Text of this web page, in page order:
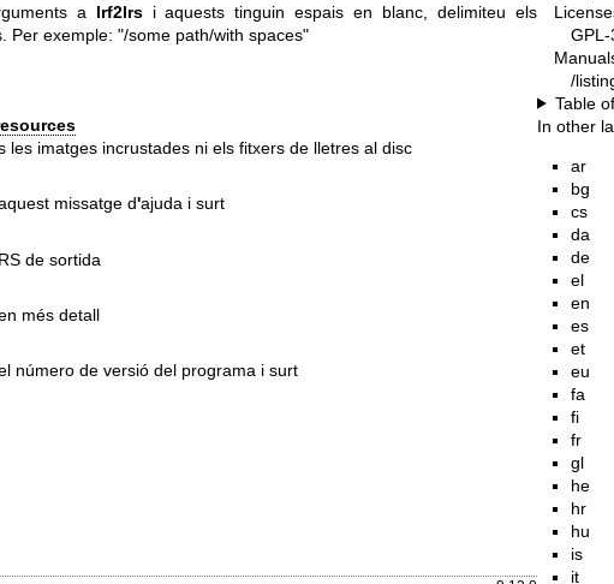
a lrf2lrsi aquests tinguin espais en blanc, delimiteu els
Per exemple: "/some path/with spaces"
les imatges incrustades ni els fitxers de lletres al disc
missatge d'ajuda i surt
de sortida
més detall
número de versió del programa i surt
/
Table
In other
ar
bg
cs
da
de
el
en
es
et
eu
fa
fi
fr
gl
he
hr
hu
is
it